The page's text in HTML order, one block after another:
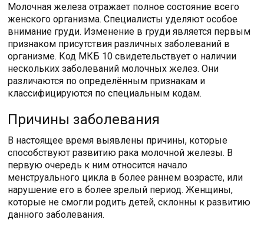
Молочная железа отражает полное состояние всего
женского организма. Специалисты уделяют особое
внимание груди. Изменение в груди является первым
признаком присутствия различных заболеваний в
организме. Код МКБ 10 свидетельствует о наличии
нескольких заболеваний молочных желез. Они
различаются по определённым признакам и
классифицируются по специальным кодам.
Причины заболевания
В настоящее время выявлены причины, которые
способствуют развитию рака молочной железы. В
первую очередь к ним относится начало
менструального цикла в более раннем возрасте, или
нарушение его в более зрелый период. Женщины,
которые не смогли родить детей, склонны к развитию
данного заболевания.